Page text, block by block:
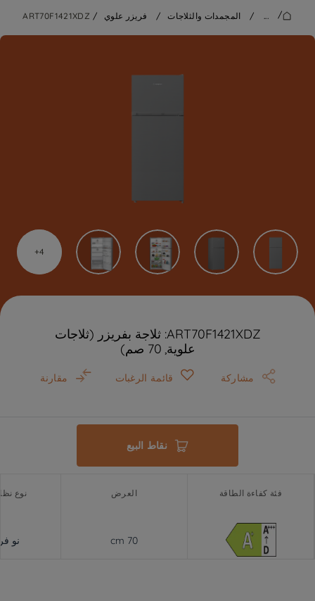
/
...
/ المجمدات والثلاجات / فريزر علوي /
ART70F1421XDZ
4
ART70F1421XDZ: ثلاجة بفريزر (ثلاجات
علوية, 70 صم)
مشاركة قائمة الرغبات مقارنة
نقاط البيع
فئة كفاءة الطاقة العرض
70 cm
نوع
نو